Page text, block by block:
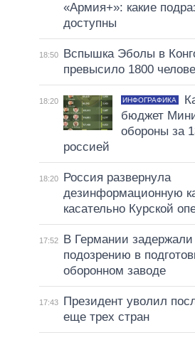
«Армия+»: какие
доступны
18:50
Вспышка Эболы в
превысило 1800
18:20 ИНФОГРАФИКА
бюджет
обороны за
россией
18:20
Россия развернула
дезинформационную
касательно Курской
17:52
В Германии задержали
подозрению в
оборонном заводе
17:43
Президент уволил
еще трех стран